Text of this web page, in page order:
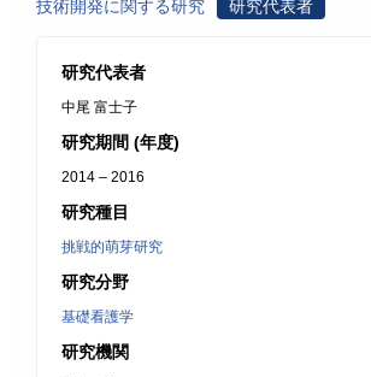
技術開発に関する研究
研究代表者
研究代表者
中尾 富士子
研究期間 (年度)
2014 – 2016
研究種目
挑戦的萌芽研究
研究分野
基礎看護学
研究機関